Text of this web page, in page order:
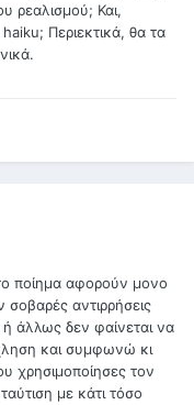
ρεαλισμού; Και,
Περιεκτικά, θα τα
ποίημα αφορούν μονο
αντιρρήσεις
άλλως δεν φαίνεται να
και συμφωνώ κι
χρησιμοποίησες τον
με κάτι τόσο